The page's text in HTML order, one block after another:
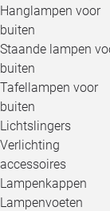
Hanglampen voor
buiten
Staande lampen
buiten
Tafellampen voor
buiten
Lichtslingers
Verlichting
accessoires
Lampenkappen
Lampenvoeten